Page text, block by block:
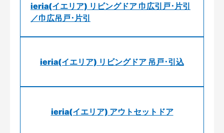
ieria(イエリア) リビングドア 巾広引戸･片引
／巾広吊戸･片引
ieria(イエリア) リビングドア 吊戸･引込
ieria(イエリア) アウトセットドア